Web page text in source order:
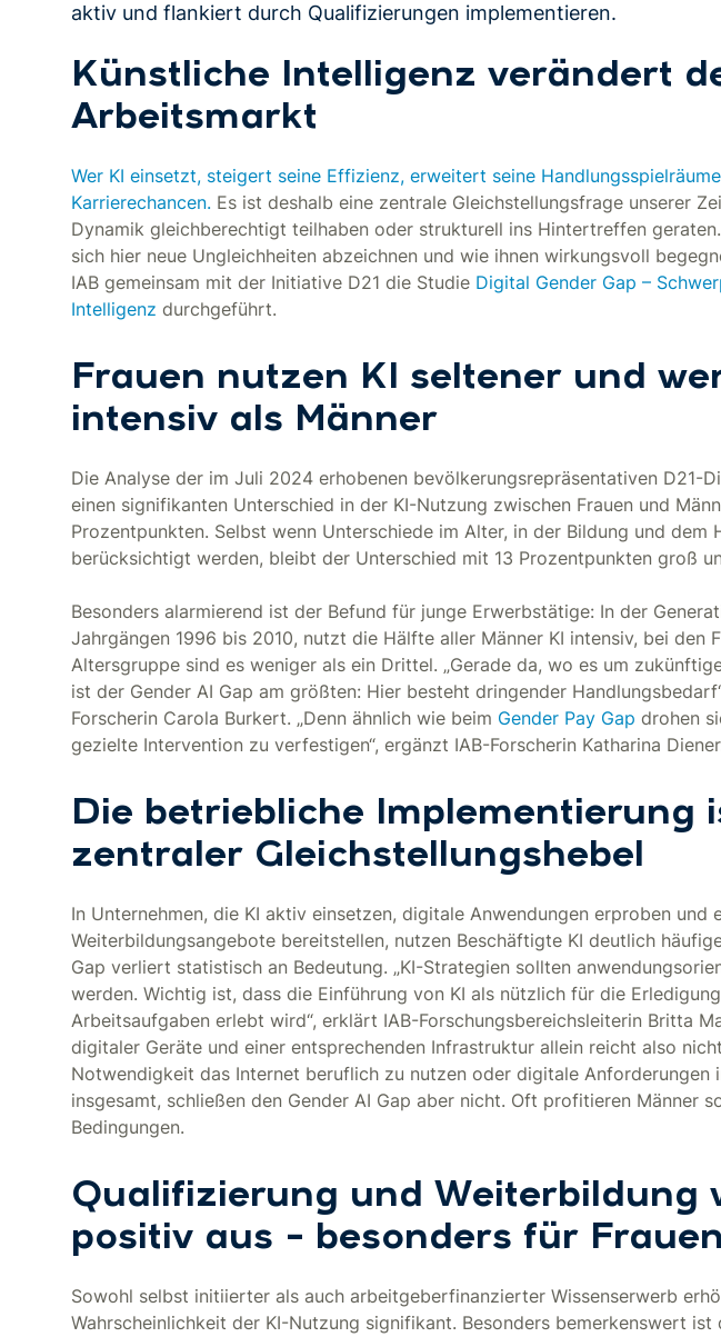
aktiv und flankiert durch Qualifizierungen implementieren.
Künstliche Intelligenz verändert
Arbeitsmarkt
Wer KI einsetzt, steigert seine Effizienz, erweitert seine
Karrierechancen. Es ist deshalb eine zentrale Gleichstellungsfrage unserer
Dynamik gleichberechtigt teilhaben oder strukturell ins Hintertreffen
sich hier neue Ungleichheiten abzeichnen und wie ihnen wirkungsvoll
IAB gemeinsam mit der Initiative D21 die Studie Digital Gender Gap –
Intelligenz durchgeführt.
Frauen nutzen KI seltener und
intensiv als Männer
Die Analyse der im Juli 2024 erhobenen bevölkerungsrepräsentativen D21-
einen signifikanten Unterschied in der KI-Nutzung zwischen Frauen und
Prozentpunkten. Selbst wenn Unterschiede im Alter, in der Bildung und dem
berücksichtigt werden, bleibt der Unterschied mit 13 Prozentpunkten groß
Besonders alarmierend ist der Befund für junge Erwerbstätige: In der
Jahrgängen 1996 bis 2010, nutzt die Hälfte aller Männer KI intensiv, bei den
Altersgruppe sind es weniger als ein Drittel. „Gerade da, wo es um
ist der Gender AI Gap am größten: Hier besteht dringender
Forscherin Carola Burkert. „Denn ähnlich wie beim Gender Pay Gap drohen
gezielte Intervention zu verfestigen“, ergänzt IAB-Forscherin Katharina
Die betriebliche Implementierung
zentraler Gleichstellungshebel
In Unternehmen, die KI aktiv einsetzen, digitale Anwendungen erproben und
Weiterbildungsangebote bereitstellen, nutzen Beschäftigte KI deutlich
Gap verliert statistisch an Bedeutung. „KI-Strategien sollten
werden. Wichtig ist, dass die Einführung von KI als nützlich für die
Arbeitsaufgaben erlebt wird“, erklärt IAB-Forschungsbereichsleiterin Britta
digitaler Geräte und einer entsprechenden Infrastruktur allein reicht also
Notwendigkeit das Internet beruflich zu nutzen oder digitale Anforderungen
insgesamt, schließen den Gender AI Gap aber nicht. Oft profitieren Männer
Bedingungen.
Qualifizierung und Weiterbildung
positiv aus – besonders für Frauen
Sowohl selbst initiierter als auch arbeitgeberfinanzierter Wissenserwerb
Wahrscheinlichkeit der KI-Nutzung signifikant. Besonders bemerkenswert ist